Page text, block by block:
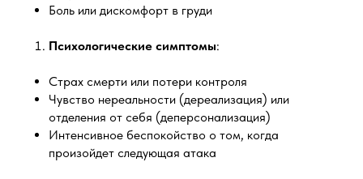
Боль или дискомфорт в груди
Психологические симптомы:
Страх смерти или потери контроля
Чувство нереальности (дереализация) или
отделения от себя (деперсонализация)
Интенсивное беспокойство о том, когда
произойдет следующая атака